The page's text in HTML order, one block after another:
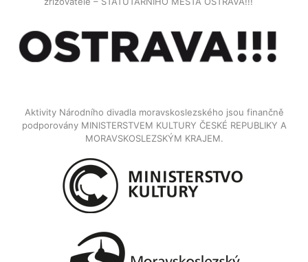
Aktivity Národního divadla moravskoslezského jsou finančně
podporovány MINISTERSTVEM KULTURY ČESKÉ REPUBLIKY A
MORAVSKOSLEZSKÝM KRAJEM.